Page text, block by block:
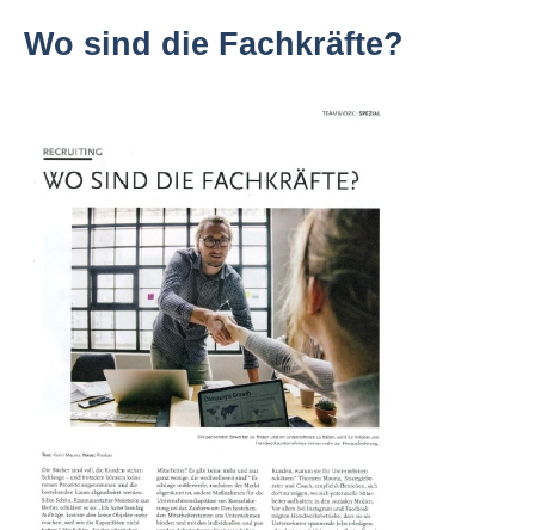
Vorträge
Beratungen
Bücher
Presse-Lounge
Wo sind die Fachkräfte?